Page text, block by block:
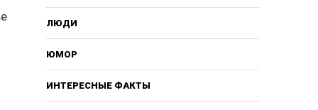
ЛЮДИ
ЮМОР
ИНТЕРЕСНЫЕ ФАКТЫ